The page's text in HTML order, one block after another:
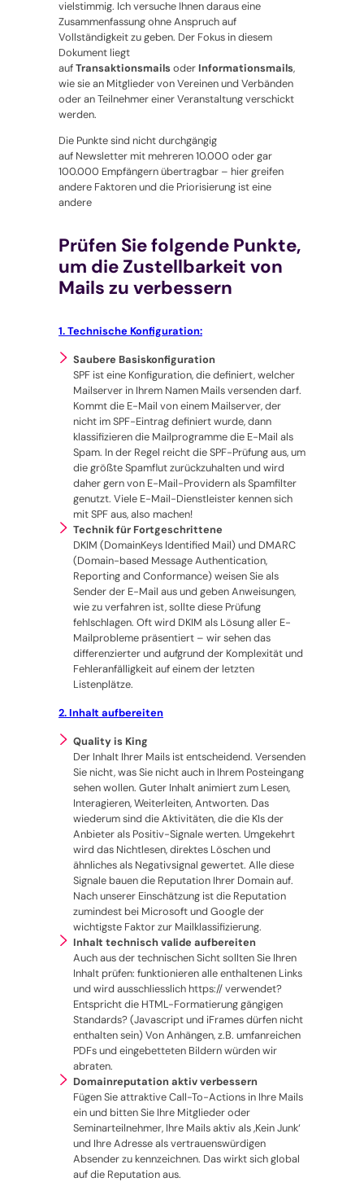
vielstimmig. Ich versuche Ihnen daraus eine
Zusammenfassung ohne Anspruch auf
Vollständigkeit zu geben. Der Fokus in diesem
Dokument liegt
aufTransaktionsmails oder Informationsmails,
wie sie an Mitglieder von Vereinen und Verbänden
oder an Teilnehmer einer Veranstaltung verschickt
werden.
Die Punkte sind nicht durchgängig
auf Newsletter mit mehreren 10.000 oder gar
100.000 Empfängern übertragbar – hier greifen
andere Faktoren und die Priorisierung ist eine
andere
Prüfen Sie folgende Punkte,
um die Zustellbarkeit von
Mails zu verbessern
1. Technische Konfiguration:
Saubere Basiskonfiguration
SPF ist eine Konfiguration, die definiert, welcher
Mailserver in Ihrem Namen Mails versenden darf.
Kommt die E-Mail von einem Mailserver, der
nicht im SPF-Eintrag definiert wurde, dann
klassifizieren die Mailprogramme die E-Mail als
Spam. In der Regel reicht die SPF-Prüfung aus, um
die größte Spamflut zurückzuhalten und wird
daher gern von E-Mail-Providern als Spamfilter
genutzt. Viele E-Mail-Dienstleister kennen sich
mit SPF aus, also machen!
Technik für Fortgeschrittene
DKIM (DomainKeys Identified Mail) und DMARC
(Domain-based Message Authentication,
Reporting and Conformance) weisen Sie als
Sender der E-Mail aus und geben Anweisungen,
wie zu verfahren ist, sollte diese Prüfung
fehlschlagen. Oft wird DKIM als Lösung aller E-
Mailprobleme präsentiert – wir sehen das
differenzierter und aufgrund der Komplexität und
Fehleranfälligkeit auf einem der letzten
Listenplätze.
2. Inhalt aufbereiten
Quality is King
Der Inhalt Ihrer Mails ist entscheidend. Versenden
Sie nicht, was Sie nicht auch in Ihrem Posteingang
sehen wollen. Guter Inhalt animiert zum Lesen,
Interagieren, Weiterleiten, Antworten. Das
wiederum sind die Aktivitäten, die die KIs der
Anbieter als Positiv-Signale werten. Umgekehrt
wird das Nichtlesen, direktes Löschen und
ähnliches als Negativsignal gewertet. Alle diese
Signale bauen die Reputation Ihrer Domain auf.
Nach unserer Einschätzung ist die Reputation
zumindest bei Microsoft und Google der
wichtigste Faktor zur Mailklassifizierung.
Inhalt technisch valide aufbereiten
Auch aus der technischen Sicht sollten Sie Ihren
Inhalt prüfen: funktionieren alle enthaltenen Links
und wird ausschliesslich https:// verwendet?
Entspricht die HTML-Formatierung gängigen
Standards? (Javascript und iFrames dürfen nicht
enthalten sein) Von Anhängen, z.B. umfanreichen
PDFs und eingebetteten Bildern würden wir
abraten.
Domainreputation aktiv verbessern
Fügen Sie attraktive Call-To-Actions in Ihre Mails
ein und bitten Sie Ihre Mitglieder oder
Seminarteilnehmer, Ihre Mails aktiv als ‚Kein Junk‘
und Ihre Adresse als vertrauenswürdigen
Absender zu kennzeichnen. Das wirkt sich global
auf die Reputation aus.